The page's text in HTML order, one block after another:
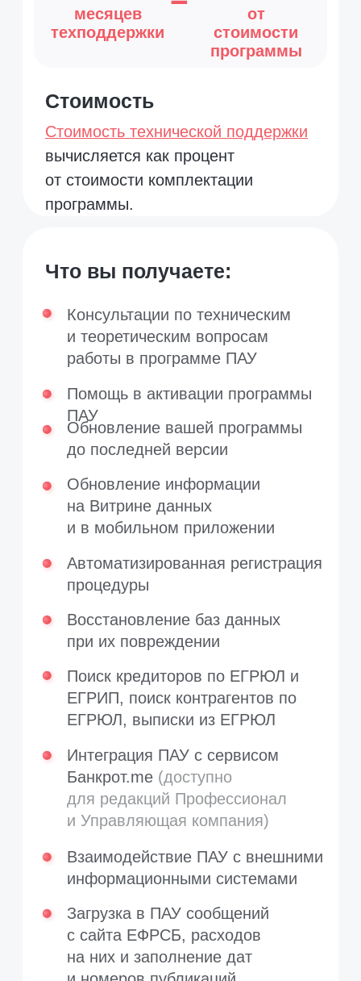
Внимание! Приобрести техническую
поддержку можно только, если
у пользователя установлена
последняя и предпоследняя версия
программы. В остальных случаях
приобретаетсяРазовое обновление.
на условияхпубличной оферты.
Техническая поддержка
приобретается на условиях
публичной оферты.
Стоимость технической поддержки
от стоимости полной комплектации
программы по договору и не может
быть ниже минимальной —
компания» не менее 83 980 ₽,
для редакции «Профессионал»
не менее 22 280 ₽, для редакции
«Лайт» не менее 16 980 ₽
в разделе Собрания только
в редакции Профессионал)
Обновление справочника
Конкурсная масса, публикация
Поиск органа, выдавшего
подразделения
Производственный календарь
об имуществе должника в Базе
банкротного имущества
Формирование пакета запросов
по адресу регистрации
и фактическому месту
Обновление адресов
и актуализация списка банков
Нужна аналитика по дебитору
должника или экспресс-оценка
дебиторской задолженности? Или
хотите «пробить» сделки должника
Услуга предоставления
информационного
продукта в ПАУ на 12
месяцев